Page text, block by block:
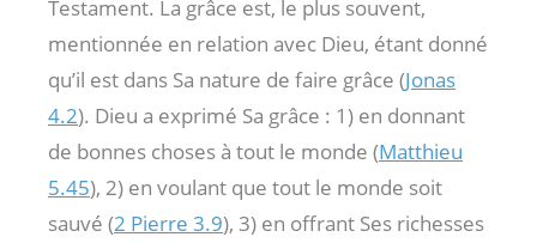
Testament. La grâce est, le plus souvent,
mentionnée en relation avec Dieu, étant donné
qu’il est dans Sa nature de faire grâce (Jonas
4.2). Dieu a exprimé Sa grâce : 1) en donnant
de bonnes choses à tout le monde (Matthieu
5.45), 2) en voulant que tout le monde soit
sauvé (2 Pierre 3.9), 3) en offrant Ses richesses